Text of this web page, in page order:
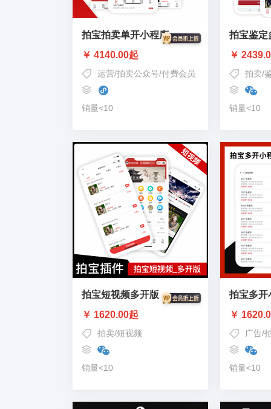
拍宝拍卖单开小程序
￥ 4140.00起
运营/拍卖公众号/付费会员
销量<10
拍宝鉴定
￥
拍卖/
销量<10
拍宝短视频多开版
￥ 1620.00起
拍卖/短视频
销量<10
拍宝多开
￥
广告/
销量<10